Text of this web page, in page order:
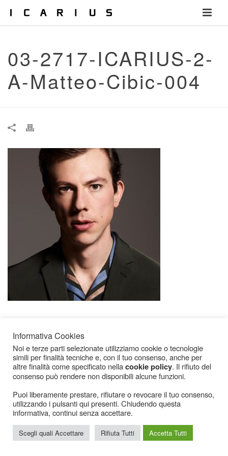
03-2717-ICARIUS-2-
A-Matteo-Cibic-004
Cookies
Informativa Cookies
Noi e terze parti selezionate utilizziamo cookie o tecnologie
simili per finalità tecniche e, con il tuo consenso, anche per
altre finalità come specificato nellacookie policy. Il rifiuto del
consenso può rendere non disponibili alcune funzioni.
Puoi liberamente prestare, rifiutare o revocare il tuo consenso,
utilizzando i pulsanti qui presenti. Chiudendo questa
informativa, continui senza accettare.
Scegli quali Accettare Rifiuta Tutti Accetta Tutti